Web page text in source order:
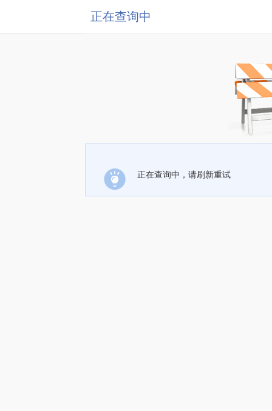
正在查询中
正在查询中，请刷新重试